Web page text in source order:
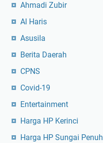
Ahmadi Zubir
Al Haris
Asusila
Berita Daerah
CPNS
Covid-19
Entertainment
Harga HP Kerinci
Harga HP Sungai Penuh